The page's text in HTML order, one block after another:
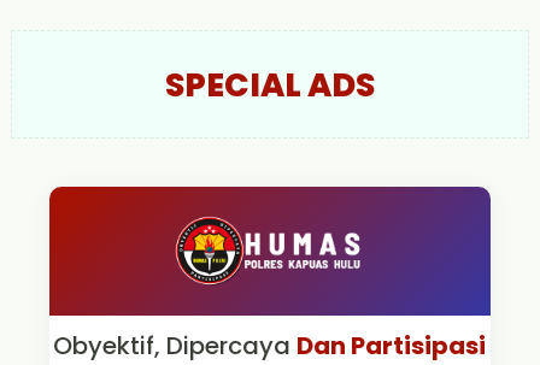
SPECIAL ADS
Obyektif, Dipercaya Dan Partisipasi